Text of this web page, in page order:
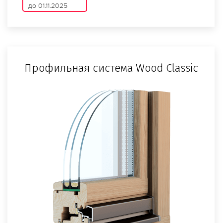
до 01.11.2025
Профильная система Wood Classic